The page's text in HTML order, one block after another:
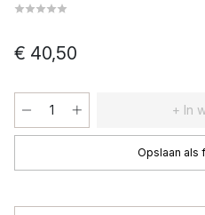
€ 40,50
+ In
Opslaan als